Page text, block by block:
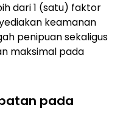
dari 1 (satu) faktor
keamanan
penipuan sekaligus
maksimal pada
pada